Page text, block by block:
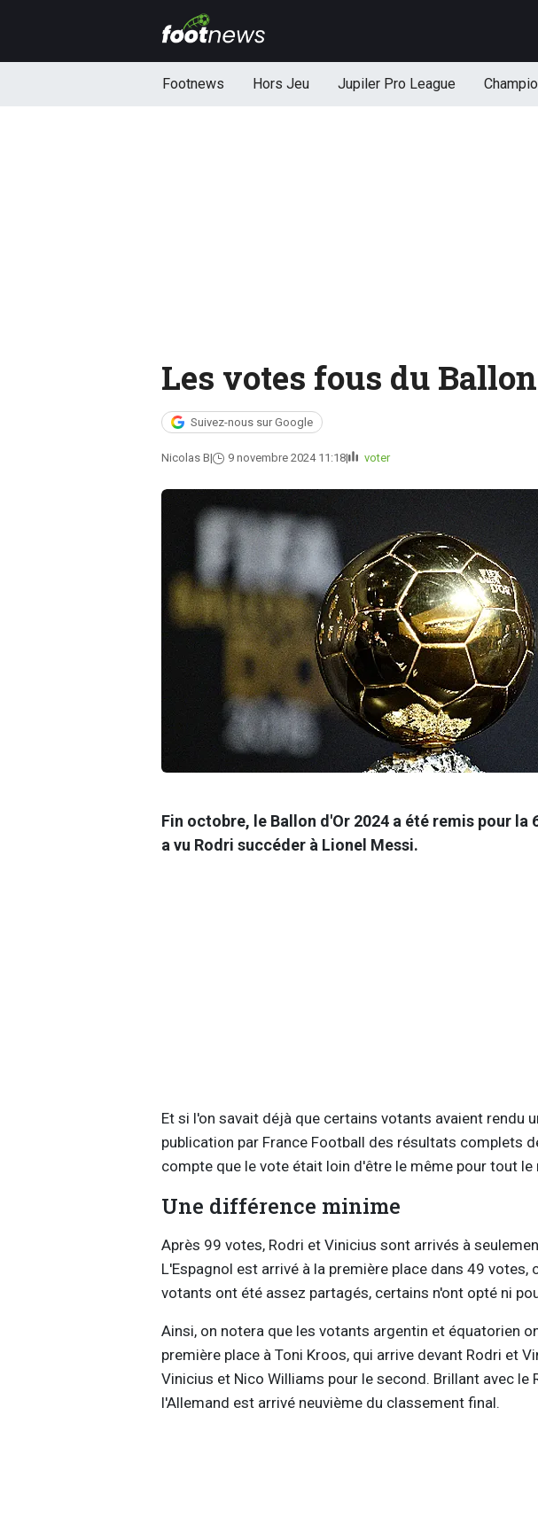
Footnews Hors Jeu Jupiler Pro League
Les votes fous du
Suivez-nous sur Google
Nicolas B 9 novembre 2024 11:18 voter
Fin octobre, le Ballon d'Or 2024 a été remis pour la
a vu Rodri succéder à Lionel Messi.
Et si l'on savait déjà que certains votants avaient rendu
publication par France Football des résultats complets
compte que le vote était loin d'être le même pour tout le
Une différence minime
Après 99 votes, Rodri et Vinicius sont arrivés à
L'Espagnol est arrivé à la première place dans 49 votes,
votants ont été assez partagés, certains n'ont opté ni
Ainsi, on notera que les votants argentin et équatorien
première place à Toni Kroos, qui arrive devant Rodri et
Vinicius et Nico Williams pour le second. Brillant avec le
l'Allemand est arrivé neuvième du classement final.